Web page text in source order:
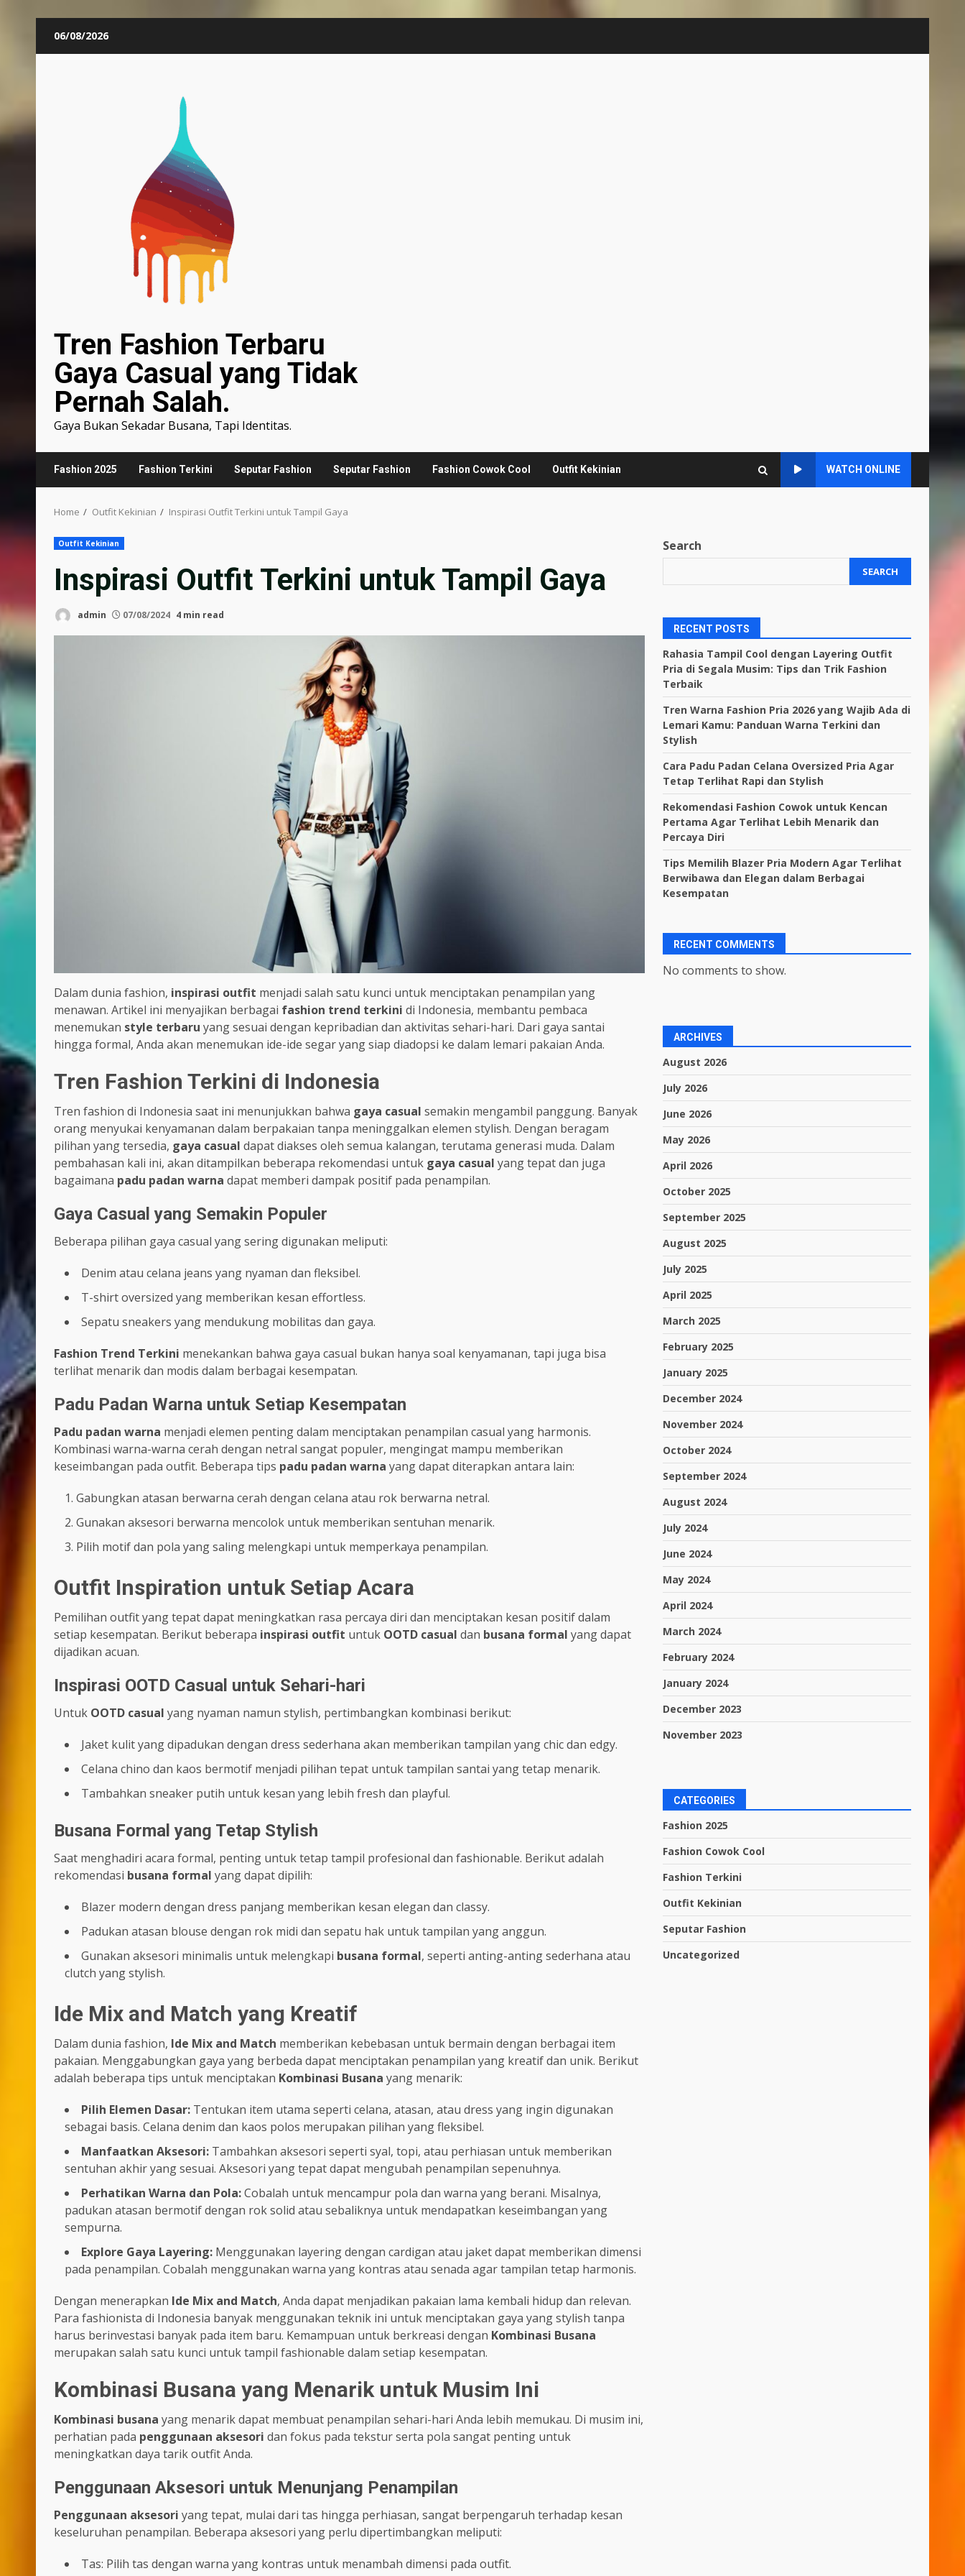
06/08/2026
Tren Fashion Terbaru
Gaya Casual yang Tidak
Pernah Salah.
Gaya Bukan Sekadar Busana, Tapi Identitas.
Fashion 2025 Fashion Terkini Seputar Fashion Seputar Fashion Fashion Cowok Cool Outfit Kekinian WATCH ONLINE
Home Outfit Kekinian Inspirasi Outfit Terkini untuk Tampil Gaya
Outfit Kekinian
Inspirasi Outfit Terkini untuk Tampil Gaya
admin 07/08/2024 4 min read
Dalam dunia fashion, inspirasi outfit menjadi salah satu kunci untuk menciptakan penampilan yang
menawan. Artikel ini menyajikan berbagai fashion trend terkini di Indonesia, membantu pembaca
menemukan style terbaru yang sesuai dengan kepribadian dan aktivitas sehari-hari. Dari gaya santai
hingga formal, Anda akan menemukan ide-ide segar yang siap diadopsi ke dalam lemari pakaian Anda.
Tren Fashion Terkini di Indonesia
Tren fashion di Indonesia saat ini menunjukkan bahwa gaya casual semakin mengambil panggung. Banyak
orang menyukai kenyamanan dalam berpakaian tanpa meninggalkan elemen stylish. Dengan beragam
pilihan yang tersedia, gaya casual dapat diakses oleh semua kalangan, terutama generasi muda. Dalam
pembahasan kali ini, akan ditampilkan beberapa rekomendasi untuk gaya casual yang tepat dan juga
bagaimana padu padan warna dapat memberi dampak positif pada penampilan.
Gaya Casual yang Semakin Populer
Beberapa pilihan gaya casual yang sering digunakan meliputi:
Denim atau celana jeans yang nyaman dan fleksibel.
T-shirt oversized yang memberikan kesan effortless.
Sepatu sneakers yang mendukung mobilitas dan gaya.
Fashion Trend Terkini menekankan bahwa gaya casual bukan hanya soal kenyamanan, tapi juga bisa
terlihat menarik dan modis dalam berbagai kesempatan.
Padu Padan Warna untuk Setiap Kesempatan
Padu padan warna menjadi elemen penting dalam menciptakan penampilan casual yang harmonis.
Kombinasi warna-warna cerah dengan netral sangat populer, mengingat mampu memberikan
keseimbangan pada outfit. Beberapa tips padu padan warna yang dapat diterapkan antara lain:
Gabungkan atasan berwarna cerah dengan celana atau rok berwarna netral.
Gunakan aksesori berwarna mencolok untuk memberikan sentuhan menarik.
Pilih motif dan pola yang saling melengkapi untuk memperkaya penampilan.
Outfit Inspiration untuk Setiap Acara
Pemilihan outfit yang tepat dapat meningkatkan rasa percaya diri dan menciptakan kesan positif dalam
setiap kesempatan. Berikut beberapa inspirasi outfit untuk OOTD casual dan busana formal yang dapat
dijadikan acuan.
Inspirasi OOTD Casual untuk Sehari-hari
Untuk OOTD casual yang nyaman namun stylish, pertimbangkan kombinasi berikut:
Jaket kulit yang dipadukan dengan dress sederhana akan memberikan tampilan yang chic dan edgy.
Celana chino dan kaos bermotif menjadi pilihan tepat untuk tampilan santai yang tetap menarik.
Tambahkan sneaker putih untuk kesan yang lebih fresh dan playful.
Busana Formal yang Tetap Stylish
Saat menghadiri acara formal, penting untuk tetap tampil profesional dan fashionable. Berikut adalah
rekomendasi busana formal yang dapat dipilih:
Blazer modern dengan dress panjang memberikan kesan elegan dan classy.
Padukan atasan blouse dengan rok midi dan sepatu hak untuk tampilan yang anggun.
Gunakan aksesori minimalis untuk melengkapi busana formal, seperti anting-anting sederhana atau
clutch yang stylish.
Ide Mix and Match yang Kreatif
Dalam dunia fashion, Ide Mix and Match memberikan kebebasan untuk bermain dengan berbagai item
pakaian. Menggabungkan gaya yang berbeda dapat menciptakan penampilan yang kreatif dan unik. Berikut
adalah beberapa tips untuk menciptakan Kombinasi Busana yang menarik:
Pilih Elemen Dasar: Tentukan item utama seperti celana, atasan, atau dress yang ingin digunakan
sebagai basis. Celana denim dan kaos polos merupakan pilihan yang fleksibel.
Manfaatkan Aksesori: Tambahkan aksesori seperti syal, topi, atau perhiasan untuk memberikan
sentuhan akhir yang sesuai. Aksesori yang tepat dapat mengubah penampilan sepenuhnya.
Perhatikan Warna dan Pola:Cobalah untuk mencampur pola dan warna yang berani. Misalnya,
padukan atasan bermotif dengan rok solid atau sebaliknya untuk mendapatkan keseimbangan yang
sempurna.
Explore Gaya Layering: Menggunakan layering dengan cardigan atau jaket dapat memberikan dimensi
pada penampilan. Cobalah menggunakan warna yang kontras atau senada agar tampilan tetap harmonis.
Dengan menerapkan Ide Mix and Match, Anda dapat menjadikan pakaian lama kembali hidup dan relevan.
Para fashionista di Indonesia banyak menggunakan teknik ini untuk menciptakan gaya yang stylish tanpa
harus berinvestasi banyak pada item baru. Kemampuan untuk berkreasi dengan Kombinasi Busana
merupakan salah satu kunci untuk tampil fashionable dalam setiap kesempatan.
Kombinasi Busana yang Menarik untuk Musim Ini
Kombinasi busana yang menarik dapat membuat penampilan sehari-hari Anda lebih memukau. Di musim ini,
perhatian pada penggunaan aksesori dan fokus pada tekstur serta pola sangat penting untuk
meningkatkan daya tarik outfit Anda.
Penggunaan Aksesori untuk Menunjang Penampilan
Penggunaan aksesori yang tepat, mulai dari tas hingga perhiasan, sangat berpengaruh terhadap kesan
keseluruhan penampilan. Beberapa aksesori yang perlu dipertimbangkan meliputi:
Tas: Pilih tas dengan warna yang kontras untuk menambah dimensi pada outfit.
Search
SEARCH
RECENT POSTS
Rahasia Tampil Cool dengan Layering Outfit
Pria di Segala Musim: Tips dan Trik Fashion
Terbaik
Tren Warna Fashion Pria 2026 yang Wajib Ada di
Lemari Kamu: Panduan Warna Terkini dan
Stylish
Cara Padu Padan Celana Oversized Pria Agar
Tetap Terlihat Rapi dan Stylish
Rekomendasi Fashion Cowok untuk Kencan
Pertama Agar Terlihat Lebih Menarik dan
Percaya Diri
Tips Memilih Blazer Pria Modern Agar Terlihat
Berwibawa dan Elegan dalam Berbagai
Kesempatan
RECENT COMMENTS
No comments to show.
ARCHIVES
August 2026
July 2026
June 2026
May 2026
April 2026
October 2025
September 2025
August 2025
July 2025
April 2025
March 2025
February 2025
January 2025
December 2024
November 2024
October 2024
September 2024
August 2024
July 2024
June 2024
May 2024
April 2024
March 2024
February 2024
January 2024
December 2023
November 2023
CATEGORIES
Fashion 2025
Fashion Cowok Cool
Fashion Terkini
Outfit Kekinian
Seputar Fashion
Uncategorized